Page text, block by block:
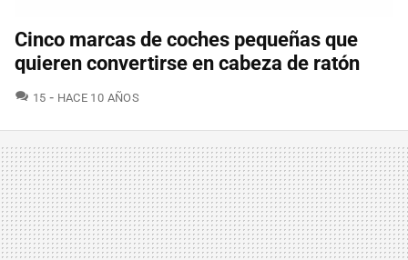
Cinco marcas de coches pequeñas que
quieren convertirse en cabeza de ratón
15 COMENTARIOS
HACE 10 AÑOS